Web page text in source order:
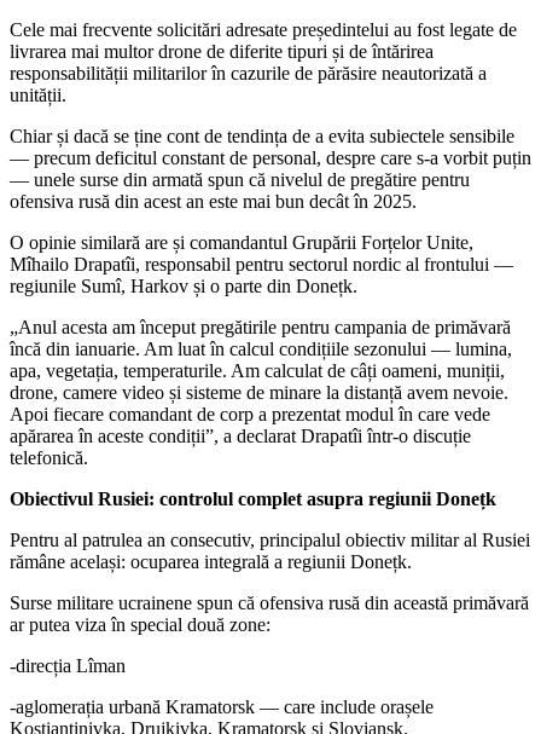
Cele mai frecvente solicitări adresate președintelui au fost legate de
livrarea mai multor drone de diferite tipuri și de întărirea
responsabilității militarilor în cazurile de părăsire neautorizată a
unității.
Chiar și dacă se ține cont de tendința de a evita subiectele sensibile
— precum deficitul constant de personal, despre care s-a vorbit puțin
— unele surse din armată spun că nivelul de pregătire pentru
ofensiva rusă din acest an este mai bun decât în 2025.
O opinie similară are și comandantul Grupării Forțelor Unite,
Mîhailo Drapatîi, responsabil pentru sectorul nordic al frontului —
regiunile Sumî, Harkov și o parte din Donețk.
„Anul acesta am început pregătirile pentru campania de primăvară
încă din ianuarie. Am luat în calcul condițiile sezonului — lumina,
apa, vegetația, temperaturile. Am calculat de câți oameni, muniții,
drone, camere video și sisteme de minare la distanță avem nevoie.
Apoi fiecare comandant de corp a prezentat modul în care vede
apărarea în aceste condiții”, a declarat Drapatîi într-o discuție
telefonică.
Obiectivul Rusiei: controlul complet asupra regiunii Donețk
Pentru al patrulea an consecutiv, principalul obiectiv militar al Rusiei
rămâne același: ocuparea integrală a regiunii Donețk.
Surse militare ucrainene spun că ofensiva rusă din această primăvară
ar putea viza în special două zone:
-direcția Lîman
-aglomerația urbană Kramatorsk — care include orașele
Kostiantinivka, Drujkivka, Kramatorsk și Sloviansk.